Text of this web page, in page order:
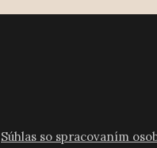
Súhlas so spracovaním